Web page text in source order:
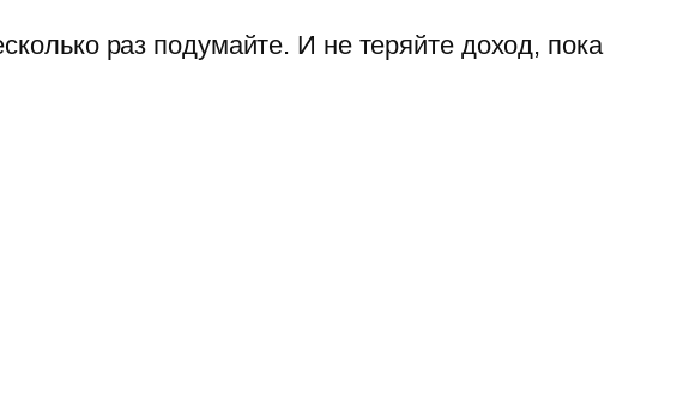
раз подумайте. И не теряйте доход, пока